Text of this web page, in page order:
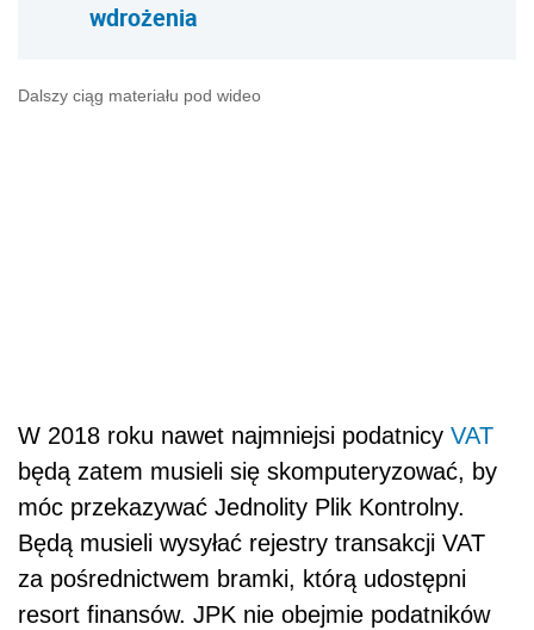
wdrożenia
Dalszy ciąg materiału pod wideo
W 2018 roku nawet najmniejsi podatnicy VAT
będą zatem musieli się skomputeryzować, by
móc przekazywać Jednolity Plik Kontrolny.
Będą musieli wysyłać rejestry transakcji VAT
za pośrednictwem bramki, którą udostępni
resort finansów. JPK nie obejmie podatników